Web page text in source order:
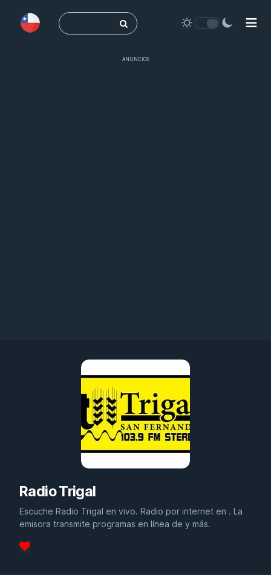
Buscar:
ANUNCIOS
Radio Trigal
Escuche Radio Trigal en vivo. Radio por internet en . La
emisora transmite programas en línea de y más.